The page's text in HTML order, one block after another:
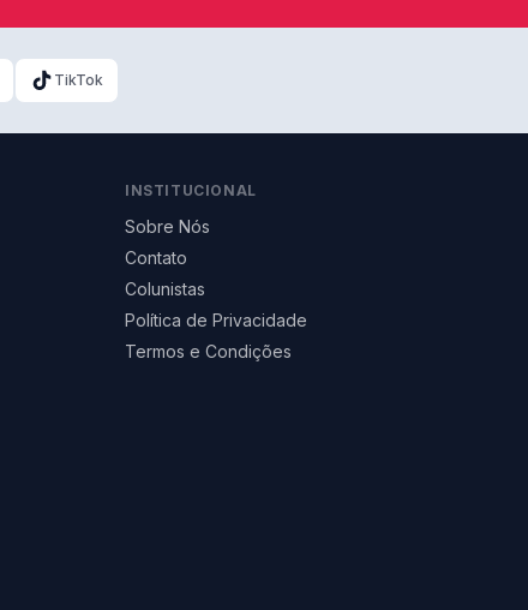
TikTok
INSTITUCIONAL
Sobre Nós
Contato
Colunistas
Política de Privacidade
Termos e Condições